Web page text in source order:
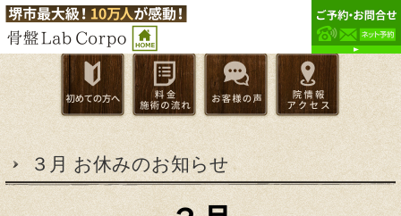
３月 お休みのお知らせ